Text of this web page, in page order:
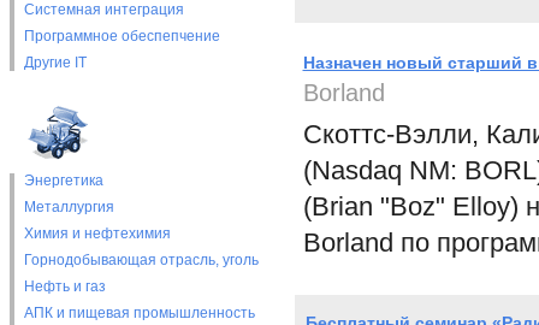
Системная интеграция
Программное обеспепчение
Другие IT
Энергетика
Металлургия
Химия и нефтехимия
Горнодобывающая отрасль, уголь
Нефть и газ
АПК и пищевая промышленность
Назначен новый старший
Borland
Скоттс-Вэлли,
(Nasdaq NM:
(Brian "Boz" Elloy)
Borland по